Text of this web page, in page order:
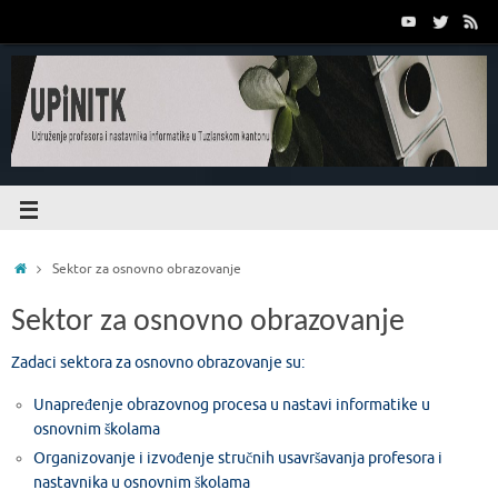
Sektor za osnovno obrazovanje
Sektor za osnovno obrazovanje
Zadaci sektora za osnovno obrazovanje su:
Unapređenje obrazovnog procesa u nastavi informatike u
osnovnim školama
Organizovanje i izvođenje stručnih usavršavanja profesora i
nastavnika u osnovnim školama